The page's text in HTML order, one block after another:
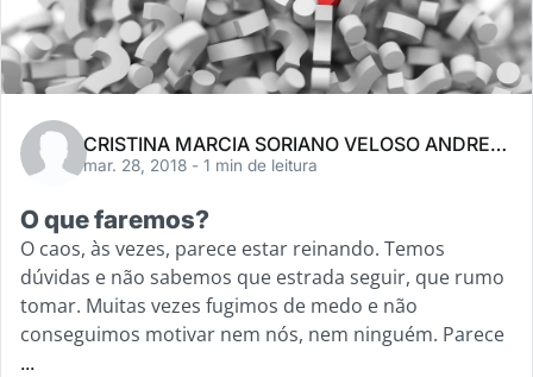
CRISTINA MARCIA SORIANO VELOSO ANDREACCI
mar. 28, 2018 - 1 min de leitura
O que faremos?
O caos, às vezes, parece estar reinando. Temos
dúvidas e não sabemos que estrada seguir, que rumo
tomar. Muitas vezes fugimos de medo e não
conseguimos motivar nem nós, nem ninguém. Parece
...